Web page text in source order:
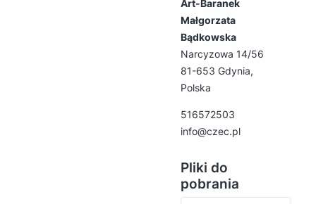
Art-Baranek
Małgorzata
Bądkowska
Narcyzowa 14/56
81-653 Gdynia,
Polska
516572503
info@czec.pl
Pliki do
pobrania